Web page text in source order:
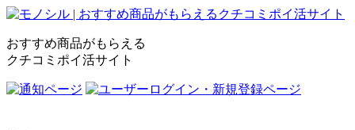
おすすめ商品がもらえる
クチコミポイ活サイト